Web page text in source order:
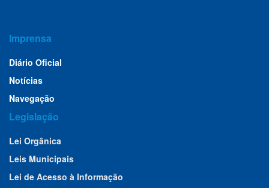
Imprensa
Diário Oficial
Notícias
Navegação
Legislação
Lei Orgânica
Leis Municipais
Lei de Acesso à Informação